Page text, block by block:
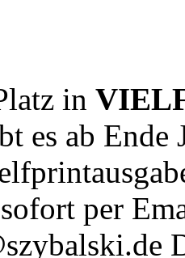
in
es ab Ende
per